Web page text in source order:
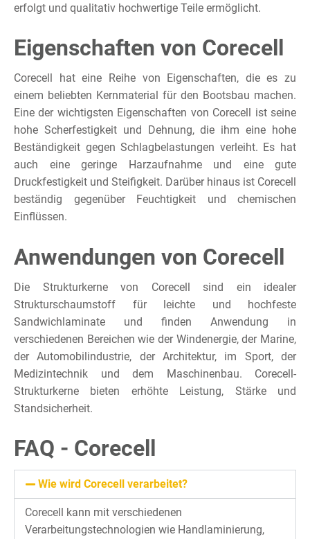
erfolgt und qualitativ hochwertige Teile ermöglicht.
Eigenschaften von Corecell
Corecell hat eine Reihe von Eigenschaften, die es zu
einem beliebten Kernmaterial für den Bootsbau machen.
Eine der wichtigsten Eigenschaften von Corecell ist seine
hohe Scherfestigkeit und Dehnung, die ihm eine hohe
Beständigkeit gegen Schlagbelastungen verleiht. Es hat
auch eine geringe Harzaufnahme und eine gute
Druckfestigkeit und Steifigkeit. Darüber hinaus ist Corecell
beständig gegenüber Feuchtigkeit und chemischen
Einflüssen.
Anwendungen von Corecell
Die Strukturkerne von Corecell sind ein idealer
Strukturschaumstoff für leichte und hochfeste
Sandwichlaminate und finden Anwendung in
verschiedenen Bereichen wie der Windenergie, der Marine,
der Automobilindustrie, der Architektur, im Sport, der
Medizintechnik und dem Maschinenbau. Corecell-
Strukturkerne bieten erhöhte Leistung, Stärke und
Standsicherheit.
FAQ - Corecell
Wie wird Corecell verarbeitet?
Corecell kann mit verschiedenen
Verarbeitungstechnologien wie Handlaminierung,